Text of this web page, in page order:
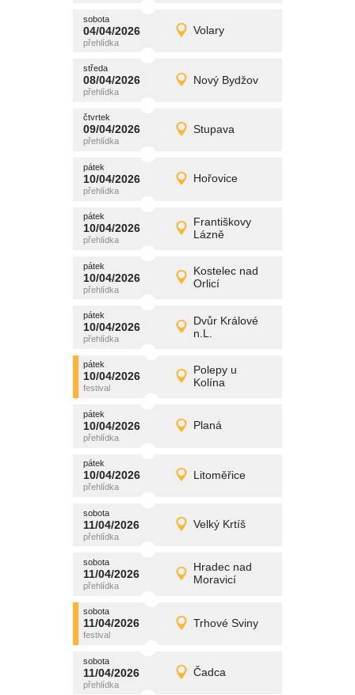
sobota
04/04/2026 Volary
sobota
04/04/2026 Detail
promítání
středa
08/04/2026 Nový Bydžov
středa
08/04/2026 Detail
promítání
čtvrtek
09/04/2026 Stupava
čtvrtek
09/04/2026 Detail
promítání
pátek
10/04/2026 Hořovice
pátek
10/04/2026 Detail
promítání
pátek
10/04/2026
Františkovy
Lázně
pátek
10/04/2026 Detail
promítání
pátek
10/04/2026
Kostelec nad
Orlicí
pátek
10/04/2026 Detail
promítání
pátek
10/04/2026
Dvůr Králové
n.L.
pátek
10/04/2026 Detail
promítání
pátek
10/04/2026
Polepy u
Kolína
pátek
10/04/2026 Detail
promítání
pátek
10/04/2026 Planá
pátek
10/04/2026 Detail
promítání
pátek
10/04/2026 Litoměřice
pátek
10/04/2026 Detail
promítání
sobota
11/04/2026 Velký Krtíš
sobota
11/04/2026 Detail
promítání
sobota
11/04/2026
Hradec nad
Moravicí
sobota
11/04/2026 Detail
promítání
sobota
11/04/2026 Trhové Sviny
sobota
11/04/2026 Detail
promítání
sobota
11/04/2026 Čadca
sobota
11/04/2026 Detail
promítání